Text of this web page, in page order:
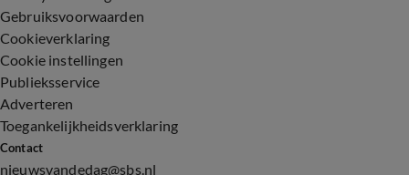
Gebruiksvoorwaarden
Cookieverklaring
Cookie instellingen
Publieksservice
Adverteren
Toegankelijkheidsverklaring
Contact
nieuwsvandedag@sbs.nl